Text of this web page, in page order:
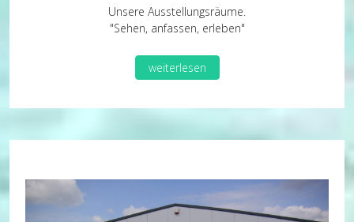
Unsere Ausstellungsräume.
"Sehen, anfassen, erleben"
weiterlesen